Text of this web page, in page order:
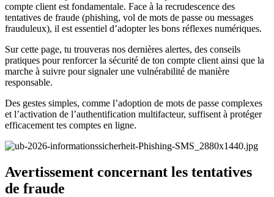
compte client est fondamentale. Face à la recrudescence des
tentatives de fraude (phishing, vol de mots de passe ou messages
frauduleux), il est essentiel d’adopter les bons réflexes numériques.
Sur cette page, tu trouveras nos dernières alertes, des conseils
pratiques pour renforcer la sécurité de ton compte client ainsi que la
marche à suivre pour signaler une vulnérabilité de manière
responsable.
Des gestes simples, comme l’adoption de mots de passe complexes
et l’activation de l’authentification multifacteur, suffisent à protéger
efficacement tes comptes en ligne.
Avertissement concernant les tentatives
de fraude